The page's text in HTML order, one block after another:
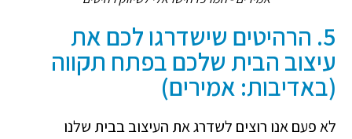
5. הרהיטים שישדרגו לכם את
עיצוב הבית שלכם בפתח תקווה
(באדיבות: אמירים)
לא פעם אנו רוצים לשדרג את העיצוב בבית שלנו